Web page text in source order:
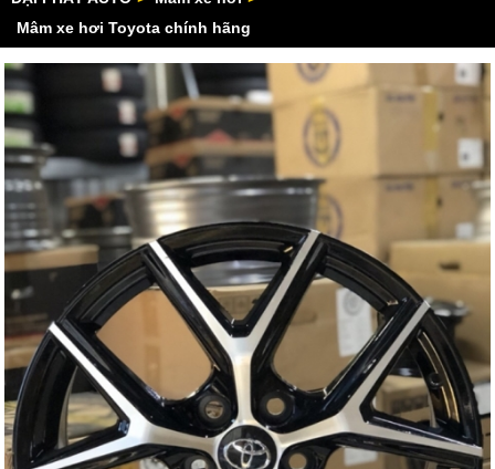
Mâm xe hơi Toyota chính hãng